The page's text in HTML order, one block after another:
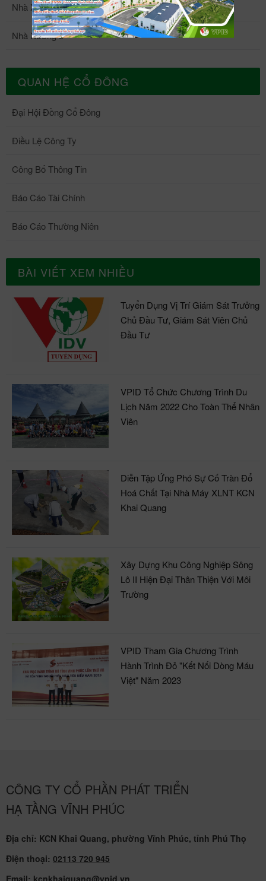
Nhà Xưởng 4
Nhà Xưởng 5
QUAN HỆ CỔ ĐÔNG
Đại Hội Đồng Cổ Đông
Điều Lệ Công Ty
Công Bố Thông Tin
Báo Cáo Tài Chính
Báo Cáo Thường Niên
BÀI VIẾT XEM NHIỀU
Tuyển Dụng Vị Trí Giám Sát Trưởng
Chủ Đầu Tư, Giám Sát Viên Chủ
Đầu Tư
VPID Tổ Chức Chương Trình Du
Lịch Năm 2022 Cho Toàn Thể Nhân
Viên
Diễn Tập Ứng Phó Sự Cố Tràn Đổ
Hoá Chất Tại Nhà Máy XLNT KCN
Khai Quang
Xây Dựng Khu Công Nghiệp Sông
Lô II Hiện Đại Thân Thiện Với Môi
Trường
VPID Tham Gia Chương Trình
Hành Trình Đỏ "Kết Nối Dòng Máu
Việt" Năm 2023
CÔNG TY CỔ PHẦN PHÁT TRIỂN
HẠ TẦNG VĨNH PHÚC
Địa chỉ: KCN Khai Quang, phường Vĩnh Phúc, tỉnh Phú Thọ
Điện thoại: 02113 720 945